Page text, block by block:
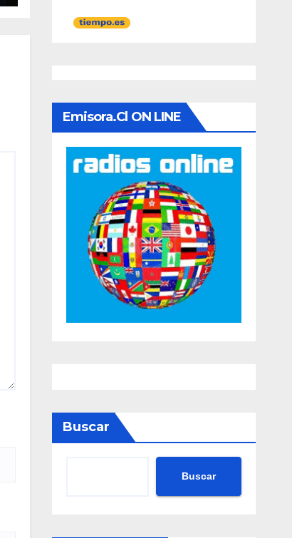
Emisora.cl ON LINE
Buscar
Buscar